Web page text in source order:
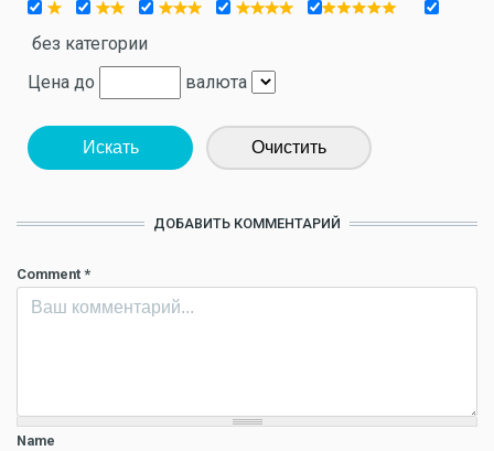
без категории
Цена до
валюта
Искать Очистить
ДОБАВИТЬ КОММЕНТАРИЙ
Comment *
Name